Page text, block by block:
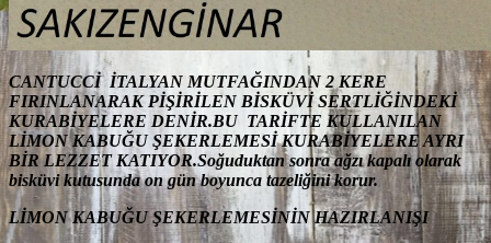
CANTUCCİ İTALYAN MUTFAĞINDAN 2 KERE
FIRINLANARAK PİŞİRİLEN BİSKÜVİ SERTLİĞİNDEKİ
KURABİYELERE DENİR.BU TARİFTE KULLANILAN
LİMON KABUĞU ŞEKERLEMESİ KURABİYELERE AYRI
BİR LEZZET KATIYOR.Soğuduktan sonra ağzı kapalı olarak
bisküvi kutusunda on gün boyunca tazeliğini korur.
LİMON KABUĞU ŞEKERLEMESİNİN HAZIRLANIŞI